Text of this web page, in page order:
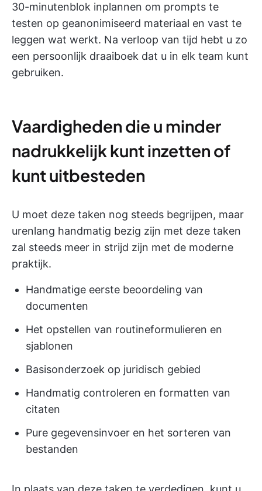
30-minutenblok inplannen om prompts te
testen op geanonimiseerd materiaal en vast te
leggen wat werkt. Na verloop van tijd hebt u zo
een persoonlijk draaiboek dat u in elk team kunt
gebruiken.
Vaardigheden die u minder
nadrukkelijk kunt inzetten of
kunt uitbesteden
U moet deze taken nog steeds begrijpen, maar
urenlang handmatig bezig zijn met deze taken
zal steeds meer in strijd zijn met de moderne
praktijk.
Handmatige eerste beoordeling van
documenten
Het opstellen van routineformulieren en
sjablonen
Basisonderzoek op juridisch gebied
Handmatig controleren en formatten van
citaten
Pure gegevensinvoer en het sorteren van
bestanden